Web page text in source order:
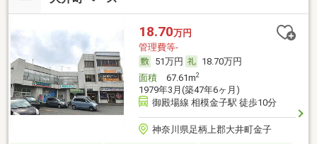
18.70万円
管理費等-
51万円
18.70万円
面積67.61m2
1979年3月(築47年6ヶ月)
御殿場線 相模金子駅 徒歩10分
神奈川県足柄上郡大井町金子